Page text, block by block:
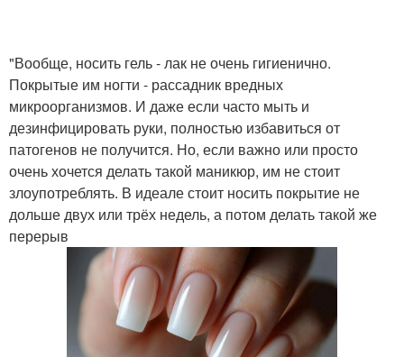
"Вообще, носить гель - лак не очень гигиенично.
Покрытые им ногти - рассадник вредных
микроорганизмов. И даже если часто мыть и
дезинфицировать руки, полностью избавиться от
патогенов не получится. Но, если важно или просто
очень хочется делать такой маникюр, им не стоит
злоупотреблять. В идеале стоит носить покрытие не
дольше двух или трёх недель, а потом делать такой же
перерыв